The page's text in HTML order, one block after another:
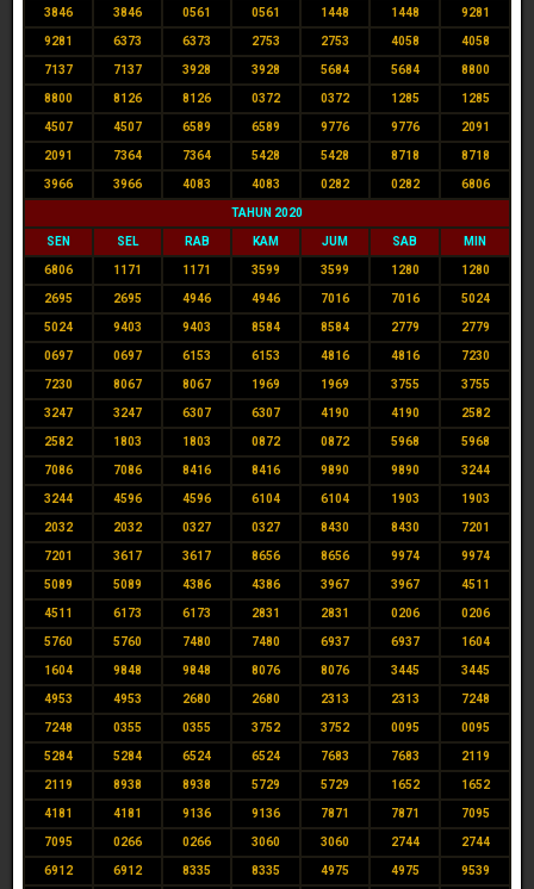
3846 3846 0561 0561 1448 1448 9281
9281 6373 6373 2753 2753 4058 4058
7137 7137 3928 3928 5684 5684 8800
8800 8126 8126 0372 0372 1285 1285
4507 4507 6589 6589 9776 9776 2091
2091 7364 7364 5428 5428 8718 8718
3966 3966 4083 4083 0282 0282 6806
TAHUN 2020
SEN SEL RAB KAM JUM SAB MIN
6806 1171 1171 3599 3599 1280 1280
2695 2695 4946 4946 7016 7016 5024
5024 9403 9403 8584 8584 2779 2779
0697 0697 6153 6153 4816 4816 7230
7230 8067 8067 1969 1969 3755 3755
3247 3247 6307 6307 4190 4190 2582
2582 1803 1803 0872 0872 5968 5968
7086 7086 8416 8416 9890 9890 3244
3244 4596 4596 6104 6104 1903 1903
2032 2032 0327 0327 8430 8430 7201
7201 3617 3617 8656 8656 9974 9974
5089 5089 4386 4386 3967 3967 4511
4511 6173 6173 2831 2831 0206 0206
5760 5760 7480 7480 6937 6937 1604
1604 9848 9848 8076 8076 3445 3445
4953 4953 2680 2680 2313 2313 7248
7248 0355 0355 3752 3752 0095 0095
5284 5284 6524 6524 7683 7683 2119
2119 8938 8938 5729 5729 1652 1652
4181 4181 9136 9136 7871 7871 7095
7095 0266 0266 3060 3060 2744 2744
6912 6912 8335 8335 4975 4975 9539